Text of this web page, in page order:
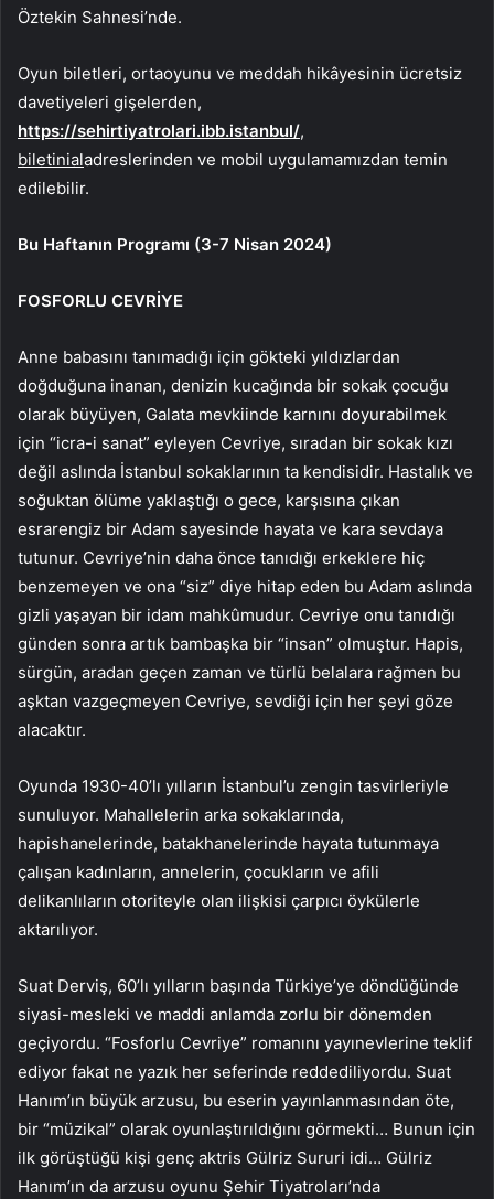
Öztekin Sahnesi’nde.
Oyun biletleri, ortaoyunu ve meddah hikâyesinin ücretsiz
davetiyeleri gişelerden,
https://sehirtiyatrolari.ibb.istanbul/,
biletinialadreslerinden ve mobil uygulamamızdan temin
edilebilir.
Bu Haftanın Programı (3-7 Nisan 2024)
FOSFORLU CEVRİYE
Anne babasını tanımadığı için gökteki yıldızlardan
doğduğuna inanan, denizin kucağında bir sokak çocuğu
olarak büyüyen, Galata mevkiinde karnını doyurabilmek
için “icra-i sanat” eyleyen Cevriye, sıradan bir sokak kızı
değil aslında İstanbul sokaklarının ta kendisidir. Hastalık ve
soğuktan ölüme yaklaştığı o gece, karşısına çıkan
esrarengiz bir Adam sayesinde hayata ve kara sevdaya
tutunur. Cevriye’nin daha önce tanıdığı erkeklere hiç
benzemeyen ve ona “siz” diye hitap eden bu Adam aslında
gizli yaşayan bir idam mahkûmudur. Cevriye onu tanıdığı
günden sonra artık bambaşka bir “insan” olmuştur. Hapis,
sürgün, aradan geçen zaman ve türlü belalara rağmen bu
aşktan vazgeçmeyen Cevriye, sevdiği için her şeyi göze
alacaktır.
Oyunda 1930-40’lı yılların İstanbul’u zengin tasvirleriyle
sunuluyor. Mahallelerin arka sokaklarında,
hapishanelerinde, batakhanelerinde hayata tutunmaya
çalışan kadınların, annelerin, çocukların ve afili
delikanlıların otoriteyle olan ilişkisi çarpıcı öykülerle
aktarılıyor.
Suat Derviş, 60’lı yılların başında Türkiye’ye döndüğünde
siyasi-mesleki ve maddi anlamda zorlu bir dönemden
geçiyordu. “Fosforlu Cevriye” romanını yayınevlerine teklif
ediyor fakat ne yazık her seferinde reddediliyordu. Suat
Hanım’ın büyük arzusu, bu eserin yayınlanmasından öte,
bir “müzikal” olarak oyunlaştırıldığını görmekti… Bunun için
ilk görüştüğü kişi genç aktris Gülriz Sururi idi… Gülriz
Hanım’ın da arzusu oyunu Şehir Tiyatroları’nda